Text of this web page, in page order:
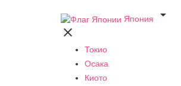
Япония


Токио
Осака
Киото